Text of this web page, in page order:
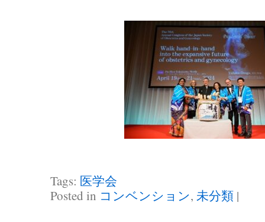
Tags: 医学会
Posted in コンベンション, 未分類|